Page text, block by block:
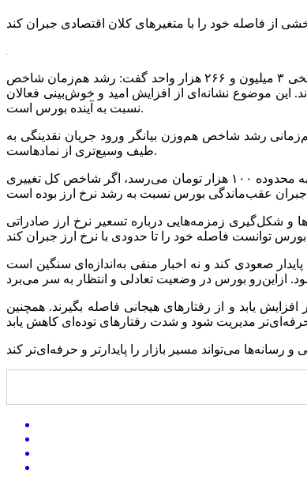
به گزارش اقتصادآنلاین به نقل از دانشجو؛ مجید شجاعی، کارشناس بازار سرمایه با اشاره به رکوردشکنی شاخص کل بورس و عبور آن از سقف تاریخی ۳ میلیون و ۲۶۶ هزار واحد گفت: رشد هم‌زمان شاخص
این موضوع نشانه‌ای از افزایش امید و خوش‌بینی فعالان
نسبت به آینده بورس است.
رشد شاخص هم‌وزن بیانگر ورود جریان نقدینگی به
طیف وسیع‌تری از نمادهاست.
شجاعی در تشریح دلایل رشد اخیر شاخص تصریح کرد: برای تحلیل واقعی باید ارزش دلاری بورس را در نظر گرفت. وقتی نرخ دلار از ۴۰ هزار تومان به محدوده ۱۰۰ هزار تومان می‌رسد، اگر شاخص کل تغییری
و شکل‌گیری زمزمه‌هایی درباره تسعیر نرخ ارز صادراتی
صعودی کند و نه اخبار منفی به‌اندازه‌ای سنگین است
یابد و از رفتار‌های هیجانی فاصله بگیرند. همچنین